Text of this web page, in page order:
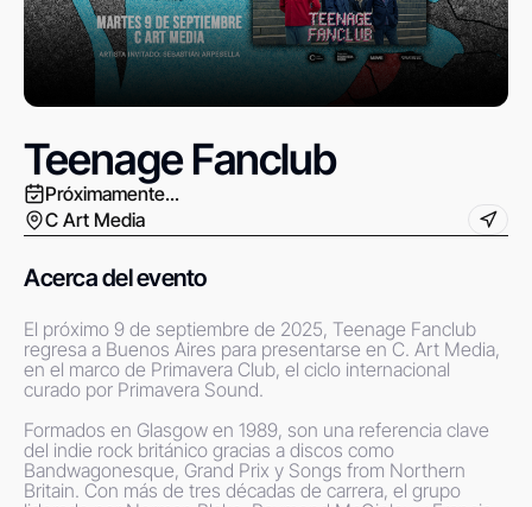
Teenage Fanclub
Próximamente...
C Art Media
Acerca del evento
El próximo 9 de septiembre de 2025, Teenage Fanclub
regresa a Buenos Aires para presentarse en C. Art Media,
en el marco de Primavera Club, el ciclo internacional
curado por Primavera Sound.
Formados en Glasgow en 1989, son una referencia clave
del indie rock británico gracias a discos como
Bandwagonesque, Grand Prix y Songs from Northern
Britain. Con más de tres décadas de carrera, el grupo